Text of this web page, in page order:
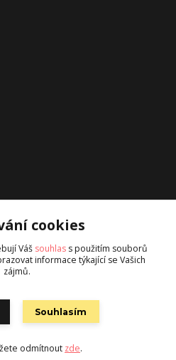
Eshop-rychle.cz
cookies
Váš souhlas s použitím souborů
informace týkající se Vašich
zájmů.
Souhlasím
odmítnout zde.